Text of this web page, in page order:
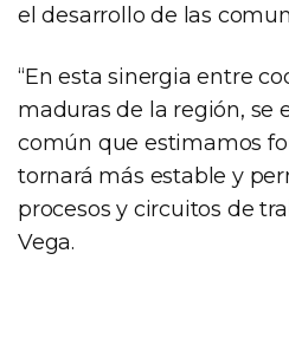
el desarrollo de las
“En esta sinergia entre
maduras de la región, se
común que estimamos
tornará más estable y
procesos y circuitos de
Vega.